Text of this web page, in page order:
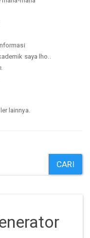
saya lho..
.
lainnya.
CARI